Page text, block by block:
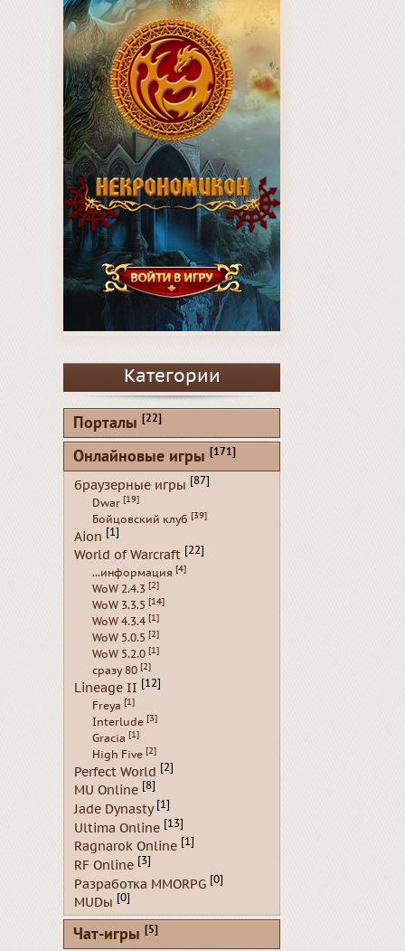
Категории
Порталы [22]
Онлайновые игры [171]
браузерные игры [87]
Dwar [19]
Бойцовский клуб [39]
Aion [1]
World of Warcraft [22]
...информация [4]
WoW 2.4.3 [2]
WoW 3.3.5 [14]
WoW 4.3.4 [1]
WoW 5.0.5 [2]
WoW 5.2.0 [1]
сразу 80 [2]
Lineage II [12]
Freya [1]
Interlude [3]
Gracia [1]
High Five [2]
Perfect World [2]
MU Online [8]
Jade Dynasty [1]
Ultima Online [13]
Ragnarok Online [1]
RF Online [3]
Разработка MMORPG [0]
MUDы [0]
Чат-игры [5]